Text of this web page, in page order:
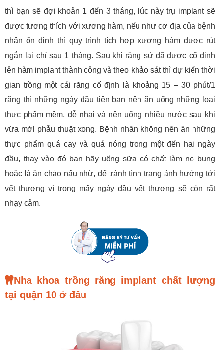
thì bạn sẽ đợi khoản 1 đến 3 tháng, lúc này trụ implant sẽ
được tương thích với xương hàm, nếu như cơ địa của bệnh
nhân ổn định thì quy trình tích hợp xương hàm được rút
ngắn lại chỉ sau 1 tháng. Sau khi răng sứ đã được cố định
lên hàm implant thành công và theo khảo sát thì dự kiến thời
gian trồng một cái răng cố định là khoảng 15 – 30 phút/1
răng thì những ngày đầu tiên bạn nên ăn uống những loại
thực phẩm mềm, dễ nhai và nên uống nhiều nước sau khi
vừa mới phẫu thuật xong. Bệnh nhân không nên ăn những
thực phẩm quá cay và quá nóng trong một đến hai ngày
đầu, thay vào đó bạn hãy uống sữa có chất làm no bụng
hoặc là ăn cháo nấu nhừ, để tránh tình trạng ảnh hưởng tới
vết thương vì trong mấy ngày đầu vết thương sẽ còn rất
nhạy cảm.
Nha khoa trồng răng implant chất lượng
tại quận 10 ở đâu